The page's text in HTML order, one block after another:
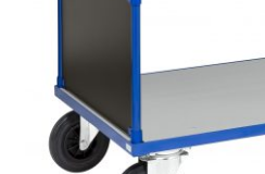
costruttori
Dove siamo